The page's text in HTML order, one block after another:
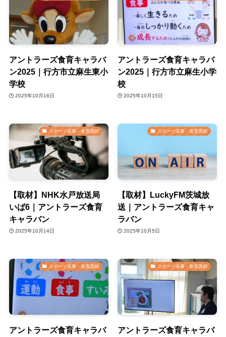
アントラーズ食育キャラバ
ン2025｜行方市立麻生東小
学校
2025年10月16日
アントラーズ食育キャラバ
ン2025｜行方市立麻生小学
校
2025年10月15日
スポーツ栄養・食育講師
【取材】NHK水戸放送局
いば6｜アントラーズ食育
キャラバン
2025年10月14日
スポーツ栄養・食育講師
【取材】LuckyFM茨城放
送｜アントラーズ食育キャ
ラバン
2025年10月5日
スポーツ栄養・食育講師
アントラーズ食育キャラバ
スポーツ栄養・食育講師
アントラーズ食育キャラバ